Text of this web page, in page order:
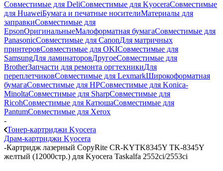
Совместимые для DeliСовместимые для KyoceraСовместимые
для HuaweiБумага и печатные носителиМатериалы для
заправкиСовместимые для
EpsonОригинальныеМалоформатная бумагаСовместимые для
PanasonicСовместимые для CanonДля матричных
принтеровСовместимые для OKIСовместимые для
SamsungДля ламинаторовДругоеСовместимые для
BrotherЗапчасти для ремонта оргтехникиДля
переплетчиковСовместимые для LexmarkШирокоформатная
бумагаСовместимые для HPСовместимые для Konica-
MinoltaСовместимые для SharpСовместимые для
RicohСовместимые для КатюшаСовместимые для
PantumСовместимые для Xerox
-
Тонер-картриджи Kyocera
Драм-картриджи Kyocera
-Картридж лазерный CopyRite CR-KYTK8345Y TK-8345Y
желтый (12000стр.) для Kyocera Taskalfa 2552ci/2553ci